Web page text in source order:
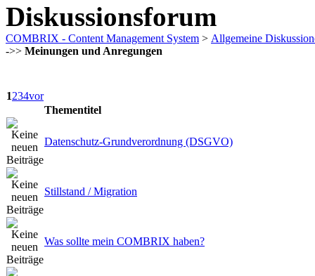
Diskussionsforum
COMBRIX - Content Management System > Allgemeine
->> Meinungen und Anregungen
1234vor
Thementitel
Datenschutz-Grundverordnung (DSGVO)
Stillstand / Migration
Was sollte mein COMBRIX haben?